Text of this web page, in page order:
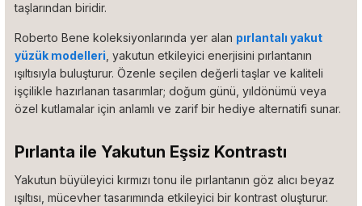
taşlarından biridir.
Roberto Bene koleksiyonlarında yer alan pırlantalı yakut
yüzük modelleri , yakutun etkileyici enerjisini pırlantanın
ışıltısıyla buluşturur. Özenle seçilen değerli taşlar ve kaliteli
işçilikle hazırlanan tasarımlar; doğum günü, yıldönümü veya
özel kutlamalar için anlamlı ve zarif bir hediye alternatifi sunar.
Pırlanta ile Yakutun Eşsiz Kontrastı
Yakutun büyüleyici kırmızı tonu ile pırlantanın göz alıcı beyaz
ışıltısı, mücevher tasarımında etkileyici bir kontrast oluşturur.